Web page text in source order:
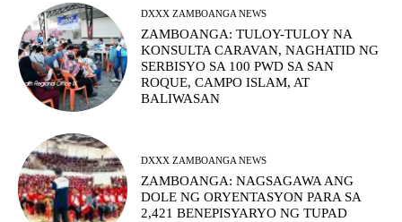
DXXX ZAMBOANGA NEWS
ZAMBOANGA: TULOY-TULOY NA
KONSULTA CARAVAN, NAGHATID NG
SERBISYO SA 100 PWD SA SAN
ROQUE, CAMPO ISLAM, AT
BALIWASAN
DXXX ZAMBOANGA NEWS
ZAMBOANGA: NAGSAGAWA ANG
DOLE NG ORYENTASYON PARA SA
2,421 BENEPISYARYO NG TUPAD